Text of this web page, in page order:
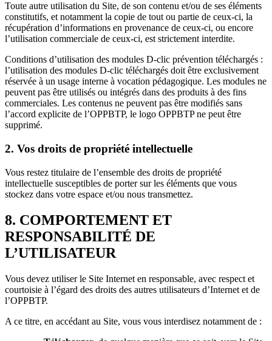
Toute autre utilisation du Site, de son contenu et/ou de ses éléments
constitutifs, et notamment la copie de tout ou partie de ceux-ci, la
récupération d’informations en provenance de ceux-ci, ou encore
l’utilisation commerciale de ceux-ci, est strictement interdite.
Conditions d’utilisation des modules D-clic prévention téléchargés :
l’utilisation des modules D-clic téléchargés doit être exclusivement
réservée à un usage interne à vocation pédagogique. Les modules ne
peuvent pas être utilisés ou intégrés dans des produits à des fins
commerciales. Les contenus ne peuvent pas être modifiés sans
l’accord explicite de l’OPPBTP, le logo OPPBTP ne peut être
supprimé.
2. Vos droits de propriété intellectuelle
Vous restez titulaire de l’ensemble des droits de propriété
intellectuelle susceptibles de porter sur les éléments que vous
stockez dans votre espace et/ou nous transmettez.
8. COMPORTEMENT ET
RESPONSABILITÉ DE
L’UTILISATEUR
Vous devez utiliser le Site Internet en responsable, avec respect et
courtoisie à l’égard des droits des autres utilisateurs d’Internet et de
l’OPPBTP.
A ce titre, en accédant au Site, vous vous interdisez notamment de :